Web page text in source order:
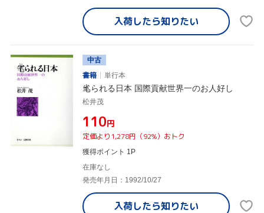
入荷したら知りたい
中古
書籍
単行本
毟られる日本 国際貢献世界一のお人好し
松井茂
¥110円
定価より1,278円（92%）おトク
獲得ポイント 1P
在庫なし
発売年月日：1992/10/27
入荷したら知りたい